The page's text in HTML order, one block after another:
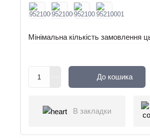
Мінімальна кількість замовлення
До кошика
В закладки